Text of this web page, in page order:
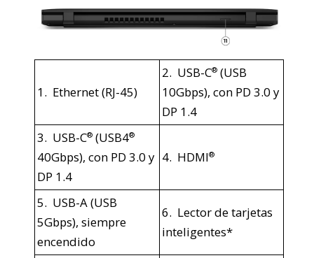
1. Ethernet (RJ-45)
2. USB-C® (USB
10Gbps), con PD 3.0 y
DP 1.4
3. USB-C® (USB4®
40Gbps), con PD 3.0 y
DP 1.4
4. HDMI®
5. USB-A (USB
5Gbps), siempre
encendido
6. Lector de tarjetas
inteligentes*